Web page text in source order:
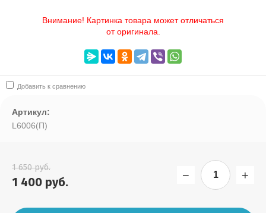
Внимание! Картинка товара может отличаться
от оригинала.
Добавить к сравнению
Артикул:
L6006(П)
1 650руб.
1 400 руб. − +
картинка товара может отл:
Новинка: